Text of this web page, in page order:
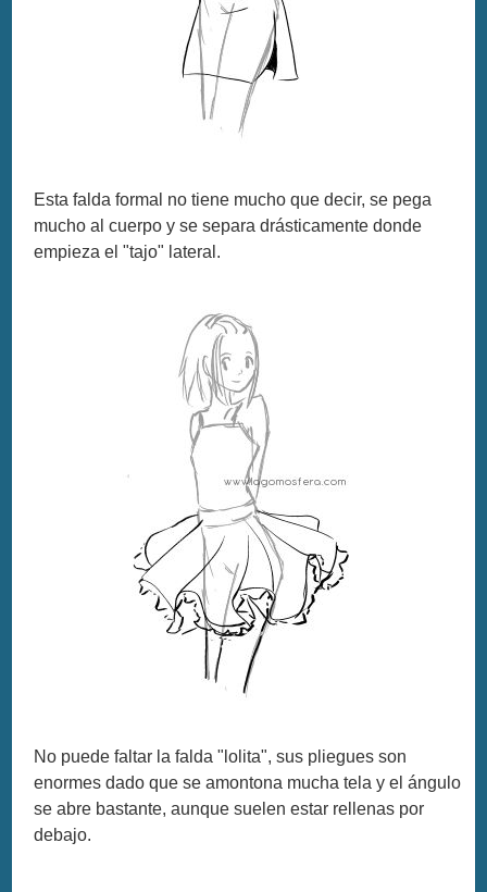
Esta falda formal no tiene mucho que decir, se pega
mucho al cuerpo y se separa drásticamente donde
empieza el "tajo" lateral.
No puede faltar la falda "lolita", sus pliegues son
enormes dado que se amontona mucha tela y el ángulo
se abre bastante, aunque suelen estar rellenas por
debajo.